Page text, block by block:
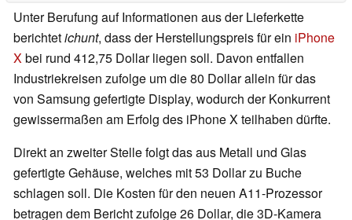
Unter Berufung auf Informationen aus der Lieferkette
berichtetichunt, dass der Herstellungspreis für ein iPhone
Xbei rund 412,75 Dollar liegen soll. Davon entfallen
Industriekreisen zufolge um die 80 Dollar allein für das
von Samsung gefertigte Display, wodurch der Konkurrent
gewissermaßen am Erfolg des iPhone X teilhaben dürfte.
Direkt an zweiter Stelle folgt das aus Metall und Glas
gefertigte Gehäuse, welches mit 53 Dollar zu Buche
schlagen soll. Die Kosten für den neuen A11-Prozessor
betragen dem Bericht zufolge 26 Dollar, die 3D-Kamera